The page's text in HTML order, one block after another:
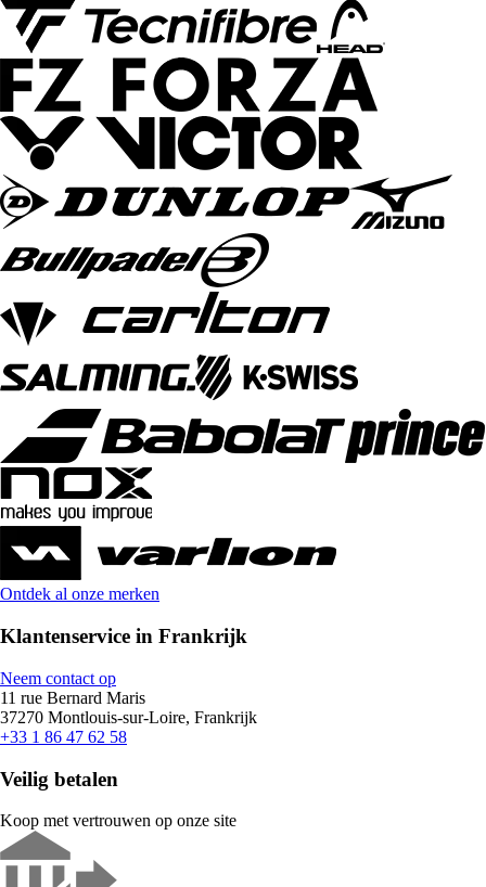
Ontdek al onze merken
Klantenservice in Frankrijk
Neem contact op
11 rue Bernard Maris
37270 Montlouis-sur-Loire, Frankrijk
+33 1 86 47 62 58
Veilig betalen
Koop met vertrouwen op onze site